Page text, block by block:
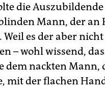
die
Mann, der an
Weil es der aber
– wohl wissend,
dem nackten
mit der flachen